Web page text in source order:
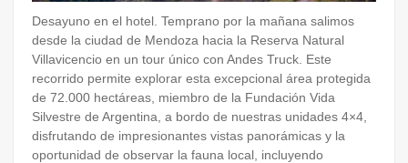
Desayuno en el hotel. Temprano por la mañana salimos
desde la ciudad de Mendoza hacia la Reserva Natural
Villavicencio en un tour único con Andes Truck. Este
recorrido permite explorar esta excepcional área protegida
de 72.000 hectáreas, miembro de la Fundación Vida
Silvestre de Argentina, a bordo de nuestras unidades 4×4,
disfrutando de impresionantes vistas panorámicas y la
oportunidad de observar la fauna local, incluyendo